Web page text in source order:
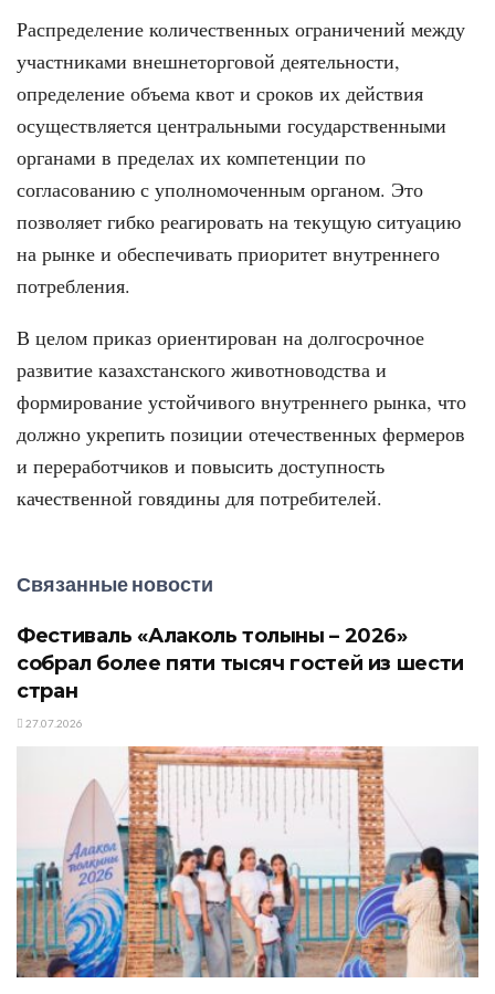
Распределение количественных ограничений между
участниками внешнеторговой деятельности,
определение объема квот и сроков их действия
осуществляется центральными государственными
органами в пределах их компетенции по
согласованию с уполномоченным органом. Это
позволяет гибко реагировать на текущую ситуацию
на рынке и обеспечивать приоритет внутреннего
потребления.
В целом приказ ориентирован на долгосрочное
развитие казахстанского животноводства и
формирование устойчивого внутреннего рынка, что
должно укрепить позиции отечественных фермеров
и переработчиков и повысить доступность
качественной говядины для потребителей.
Связанные новости
Фестиваль «Алаколь толқыны – 2026»
собрал более пяти тысяч гостей из шести
стран
27.07.2026